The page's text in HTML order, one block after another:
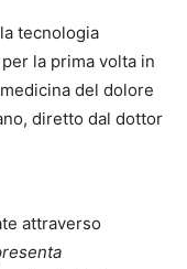
tecnologia
la prima volta in
del dolore
diretto dal dottor
attraverso